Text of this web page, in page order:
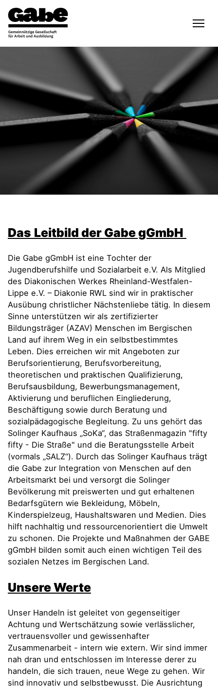
Das Leitbild der Gabe gGmbH
Die Gabe gGmbH ist eine Tochter der
Jugendberufshilfe und Sozialarbeit e.V. Als Mitglied
des Diakonischen Werkes Rheinland-Westfalen-
Lippe e.V. – Diakonie RWL sind wir in praktischer
Ausübung christlicher Nächstenliebe tätig. In diesem
Sinne unterstützen wir als zertifizierter
Bildungsträger (AZAV) Menschen im Bergischen
Land auf ihrem Weg in ein selbstbestimmtes
Leben. Dies erreichen wir mit Angeboten zur
Berufsorientierung, Berufsvorbereitung,
theoretischen und praktischen Qualifizierung,
Berufsausbildung, Bewerbungsmanagement,
Aktivierung und beruflichen Eingliederung,
Beschäftigung sowie durch Beratung und
sozialpädagogische Begleitung. Zu uns gehört das
Solinger Kaufhaus „SoKa“, das Straßenmagazin "fifty
fifty - Die Straße" und die Beratungsstelle Arbeit
(vormals „SALZ“). Durch das Solinger Kaufhaus trägt
die Gabe zur Integration von Menschen auf den
Arbeitsmarkt bei und versorgt die Solinger
Bevölkerung mit preiswerten und gut erhaltenen
Bedarfsgütern wie Bekleidung, Möbeln,
Kinderspielzeug, Haushaltswaren und Medien. Dies
hilft nachhaltig und ressourcenorientiert die Umwelt
zu schonen. Die Projekte und Maßnahmen der GABE
gGmbH bilden somit auch einen wichtigen Teil des
sozialen Netzes im Bergischen Land.
Unsere Werte
Unser Handeln ist geleitet von gegenseitiger
Achtung und Wertschätzung sowie verlässlicher,
vertrauensvoller und gewissenhafter
Zusammenarbeit - intern wie extern. Wir sind immer
nah dran und entschlossen im Interesse derer zu
handeln, die sich trauen, neue Wege zu gehen. Wir
sind innovativ und selbstbewusst. Die Ausrichtung